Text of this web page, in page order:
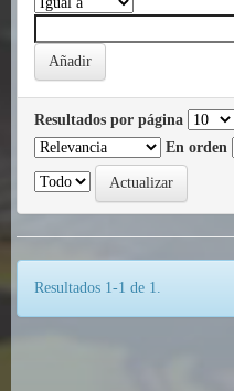
Resultados por página
En orden
Resultados 1-1 de 1.